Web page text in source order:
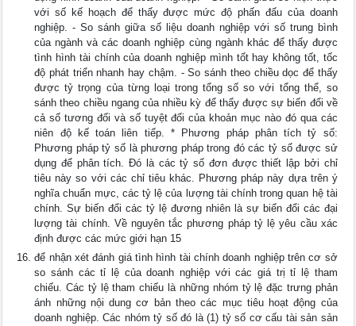
với số kế hoạch để thấy được mức độ phấn đấu của doanh
nghiệp. - So sánh giữa số liệu doanh nghiệp với số trung bình
của ngành và các doanh nghiệp cùng ngành khác để thấy được
tình hình tài chính của doanh nghiệp mình tốt hay không tốt, tốc
độ phát triển nhanh hay chậm. - So sánh theo chiều dọc để thấy
được tỷ trọng của từng loại trong tổng số so với tổng thể, so
sánh theo chiều ngang của nhiều kỳ để thẩy được sự biến đổi về
cả số tương đối và số tuyệt đối của khoản mục nào đó qua các
niên độ kế toán liên tiếp. * Phương pháp phân tích tỷ số:
Phương pháp tỷ số là phương pháp trong đó các tỷ số được sử
dụng để phân tích. Đó là các tỷ số đơn được thiết lập bởi chỉ
tiêu này so với các chỉ tiêu khác. Phương pháp này dựa trên ý
nghĩa chuẩn mực, các tỷ lệ của lượng tài chính trong quan hệ tài
chính. Sự biến đổi các tỷ lệ đương nhiên là sự biến đổi các đại
lượng tài chính. Về nguyên tắc phương pháp tỷ lệ yêu cầu xác
định được các mức giới hạn 15
để nhận xét đánh giá tình hình tài chính doanh nghiệp trên cơ sở
so sánh các tỉ lệ của doanh nghiệp với các giá trị tỉ lệ tham
chiếu. Các tỷ lệ tham chiếu là những nhóm tỷ lệ đặc trưng phản
ánh những nội dung cơ bản theo các mục tiêu hoạt động của
doanh nghiệp. Các nhóm tỷ số đó là (1) tỷ số cơ cấu tài sản sản